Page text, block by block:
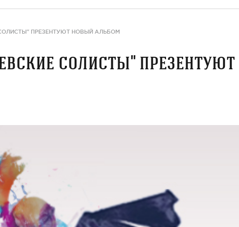
ПРЕЗЕНТУЮТ НОВЫЙ АЛЬБОМ
солисты" презентуют